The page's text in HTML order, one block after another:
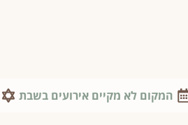
המקום לא מקיים אירועים בשבת